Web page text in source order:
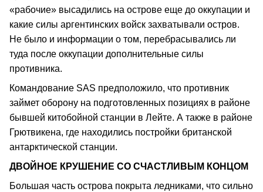
«рабочие» высадились на острове еще до оккупации и
какие силы аргентинских войск захватывали остров.
Не было и информации о том, перебрасывались ли
туда после оккупации дополнительные силы
противника.
Командование SAS предположило, что противник
займет оборону на подготовленных позициях в районе
бывшей китобойной станции в Лейте. А также в районе
Грютвикена, где находились постройки британской
антарктической станции.
ДВОЙНОЕ КРУШЕНИЕ СО СЧАСТЛИВЫМ КОНЦОМ
Большая часть острова покрыта ледниками, что сильно